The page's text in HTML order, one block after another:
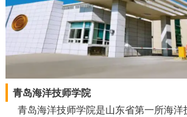
青岛海洋技师学院
青岛海洋技师学院是山东省第一所海洋